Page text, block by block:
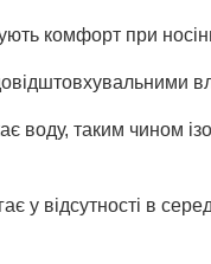
комфорт при
таким чином
у відсутності в